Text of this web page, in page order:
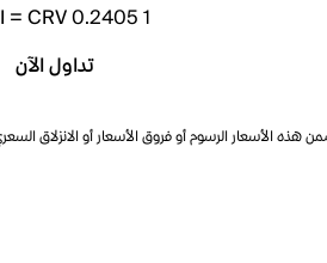
1
=CRV 0.2405
تداول الآن
الأسعار الرسوم أو فروق الأسعار أو الانزلاق